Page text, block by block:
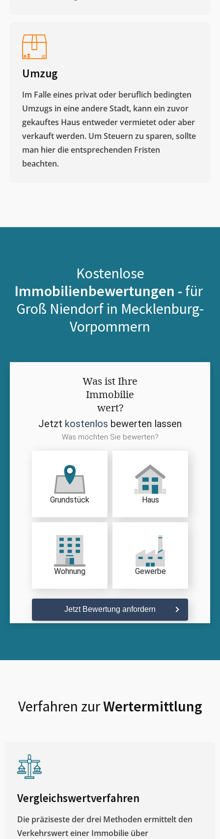
Umzug
Im Falle eines privat oder beruflich bedingten
Umzugs in eine andere Stadt, kann ein zuvor
gekauftes Haus entweder vermietet oder aber
verkauft werden. Um Steuern zu sparen, sollte
man hier die entsprechenden Fristen
beachten.
Kostenlose
Immobilienbewertungen - für
Groß Niendorf in Mecklenburg-
Vorpommern
Was ist Ihre
Immobilie
wert?
Jetzt kostenlos bewerten lassen
Was möchten Sie bewerten?
Grundstück Haus
Wohnung Gewerbe
Jetzt Bewertung anfordern
Verfahren zurWertermittlung
Vergleichswertverfahren
Die präziseste der drei Methoden ermittelt den
Verkehrswert einer Immobilie über